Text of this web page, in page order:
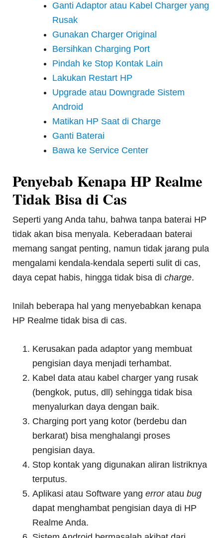
Ganti Adaptor atau Kabel Charger yang
Rusak
Gunakan Charger Original
Bersihkan Charging Port
Pindah ke Stop Kontak Lain
Lakukan Restart HP
Upgrade atau Downgrade Sistem
Android
Matikan HP Saat di Charge
Ganti Baterai
Bawa ke Service Center
Penyebab Kenapa HP Realme
Tidak Bisa di Cas
Seperti yang Anda tahu, bahwa tanpa baterai HP
tidak akan bisa menyala. Keberadaan baterai
memang sangat penting, namun tidak jarang pula
mengalami kendala-kendala seperti sulit di cas,
daya cepat habis, hingga tidak bisa dicharge.
Inilah beberapa hal yang menyebabkan kenapa
HP Realme tidak bisa di cas.
Kerusakan pada adaptor yang membuat
pengisian daya menjadi terhambat.
Kabel data atau kabel charger yang rusak
(bengkok, putus, dll) sehingga tidak bisa
menyalurkan daya dengan baik.
Charging port yang kotor (berdebu dan
berkarat) bisa menghalangi proses
pengisian daya.
Stop kontak yang digunakan aliran listriknya
terputus.
Aplikasi atau Software yangerrorataubug
dapat menghambat pengisian daya di HP
Realme Anda.